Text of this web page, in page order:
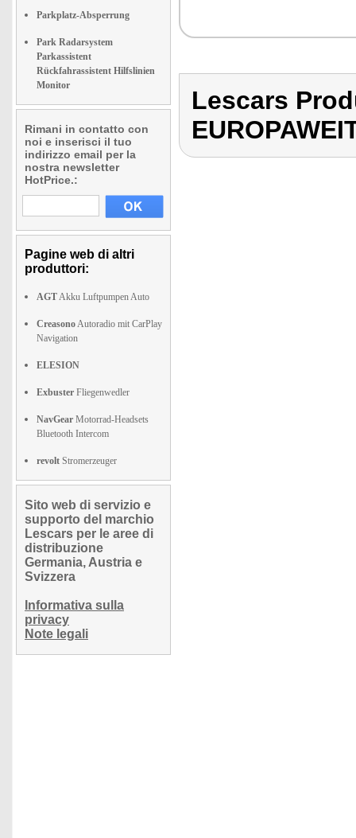
Parkplatz-Absperrung
Park Radarsystem
Parkassistent
Rückfahrassistent Hilfslinien
Monitor
Rimani in contatto con
noi e inserisci il tuo
indirizzo email per la
nostra newsletter
HotPrice.:
Pagine web di altri
produttori:
AGTAkku Luftpumpen Auto
CreasonoAutoradio mit CarPlay
Navigation
ELESION
Exbuster Fliegenwedler
NavGear Motorrad-Headsets
Bluetooth Intercom
revolt Stromerzeuger
Sito web di servizio e
supporto del marchio
Lescars per le aree di
distribuzione
Germania, Austria e
Svizzera
Informativa sulla
privacy
Note legali
Lescars